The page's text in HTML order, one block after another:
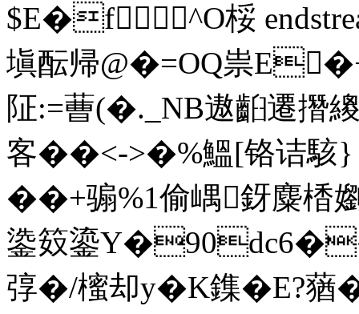
$E�f ^O桵
塡酝帰@�=OQ祟
阷:=蓸(�._NB遨齨遷撍
客��<->�%鰮[铬诘駭
��+骟%1偷嵎釾麋楿
鍌笯鎏
弴�/櫁却y�K鏶�E?蕕